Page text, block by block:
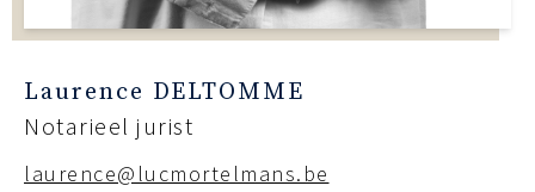
Laurence DELTOMME
Notarieel jurist
laurence@lucmortelmans.be